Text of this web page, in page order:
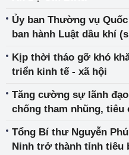
Ủy ban Thường vụ
ban hành Luật dầu khí
Kịp thời tháo gỡ khó
triển kinh tế - xã hội
Tăng cường sự lãnh
chống tham nhũng, tiêu
Tổng Bí thư Nguyễn
Ninh trở thành tỉnh tiêu